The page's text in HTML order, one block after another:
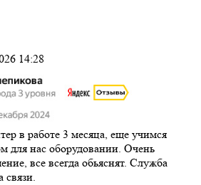
14:28
в работе 3 месяца, еще учимся
для нас оборудовании. Очень
все всегда обьяснят. Служба
связи.